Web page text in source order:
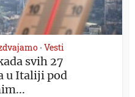
• Vesti
svih 27
u Italiji pod